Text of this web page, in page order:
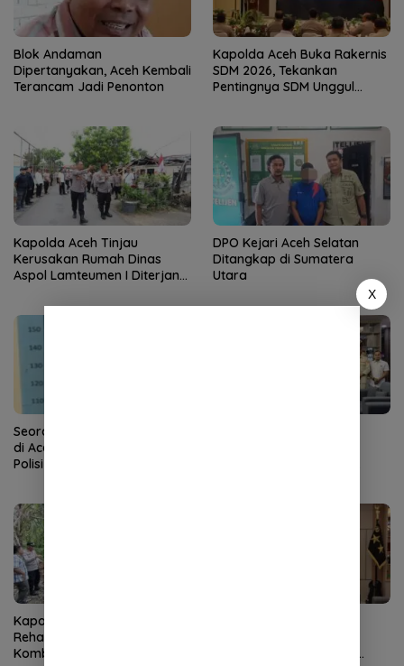
Blok Andaman
Dipertanyakan, Aceh Kembali
Terancam Jadi Penonton
Kapolda Aceh Buka Rakernis
SDM 2026, Tekankan
Pentingnya SDM Unggul
Kapolda Aceh Tinjau
Kerusakan Rumah Dinas
Aspol Lamteumen I Diterjang
DPO Kejari Aceh Selatan
Ditangkap di Sumatera
Utara
Seorang Penyalahguna Sabu
di Aceh Tenggara Diciduk
Polisi
Kapolres Aceh Selatan Janji
Rehab Rumah Janda Eks
Kombatan GAM hingga
X